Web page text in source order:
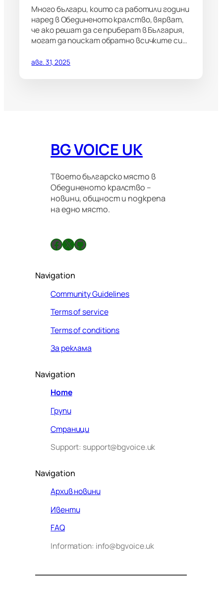
Много българи, които са работили години
наред в Обединеното кралство, вярват,
че ако решат да се приберат в България,
могат да поискат обратно всичките си…
авг. 31, 2025
BG VOICE UK
Твоето българско място в
Обединеното кралство –
новини, общност и подкрепа
на едно място.
Facebook X GitHub
Navigation
Community Guidelines
Terms of service
Terms of conditions
За реклама
Navigation
Home
Групи
Страници
Support: support@bgvoice.uk
Navigation
Архив новини
Ивенти
FAQ
Information: info@bgvoice.uk
VOICE UK. С какво мога да